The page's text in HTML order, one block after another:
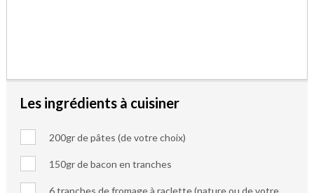
Les ingrédients à cuisiner
200gr de pâtes (de votre choix)
150gr de bacon en tranches